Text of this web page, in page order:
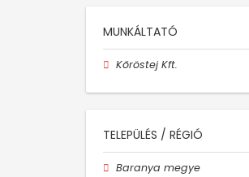
MUNKÁLTATÓ
Kőröstej Kft.
TELEPÜLÉS / RÉGIÓ
Baranya megye